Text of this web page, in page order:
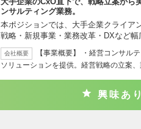
ンサルティング業務。
本ポジションでは、大手企業クライア
戦略・新規事業・業務改革・DXなど幅
会社概要
【事業概要】 ・経営コンサ
ソリューションを提供。経営戦略の立案
興味あり